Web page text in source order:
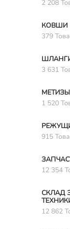
2 208
КОВШИ
379
3 631
МЕТИЗЫ
1 520
915
12 354
СКЛАД
12 862